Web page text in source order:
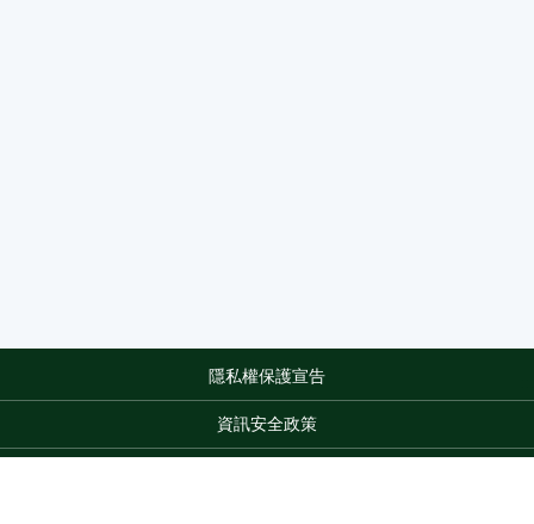
隱私權保護宣告
資訊安全政策